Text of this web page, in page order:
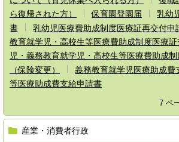
ら復帰された方）
保育園登園届
乳幼
書
乳幼児医療費助成制度医療証再交付申
教育就学児・高校生等医療費助成制度医療
児・義務教育就学児・高校生等医療費助成
（保険変更）
義務教育就学児医療助成費
等医療助成費支給申請書
7 ペ
産業・消費者行政